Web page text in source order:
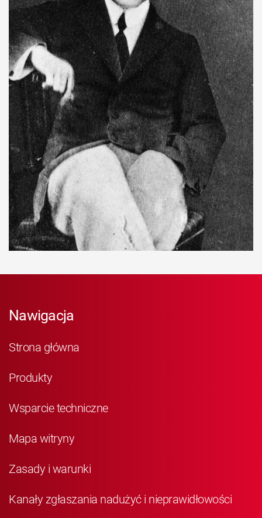
Nawigacja
Strona główna
Produkty
Wsparcie techniczne
Mapa witryny
Zasady i warunki
Kanały zgłaszania nadużyć i nieprawidłowości